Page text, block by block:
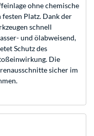
ohne chemische
Platz. Dank der
schnell
und ölabweisend,
Schutz des
Die
sicher im